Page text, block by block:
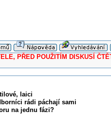
POUŽITÍM DISKUSÍ
laici
rádi páchají sami
na jednu fázi?